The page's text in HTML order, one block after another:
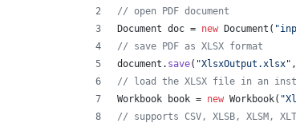
// open PDF document
Document doc = new Document (
// save PDF as XLSX format
document . save( "XlsxOutput.xlsx" ,
// load the XLSX file in an
Workbook
book = new Workbook(
// supports CSV, XLSB, XLSM,